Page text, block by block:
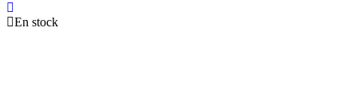
En stock